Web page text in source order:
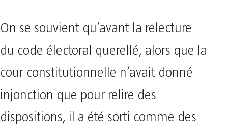
On se souvient qu’avant la relecture
du code électoral querellé, alors que la
cour constitutionnelle n’avait donné
injonction que pour relire des
dispositions, il a été sorti comme des